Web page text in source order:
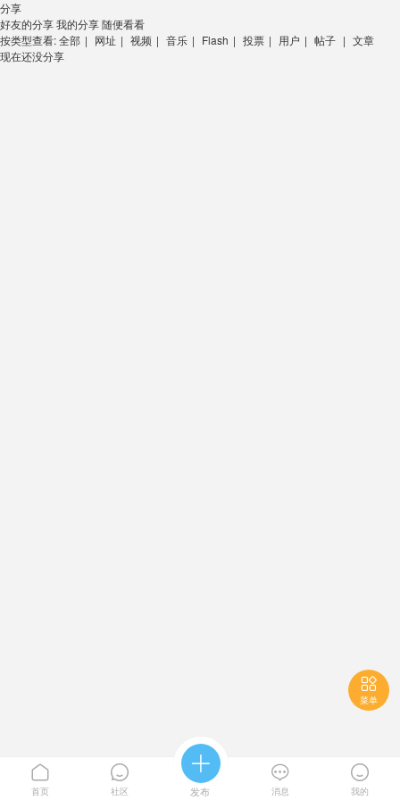
分享
好友的分享我的分享随便看看
按类型查看:全部 | 网址 | 视频 | 音乐 | Flash | 投票 | 用户 | 帖子 | 文章
现在还没分享

菜单

首页

社区

发布

消息

我的